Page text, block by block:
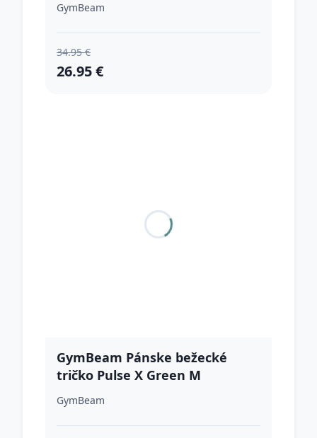
GymBeam
34.95 €
26.95 €
GymBeam Pánske bežecké
tričko Pulse X Green M
GymBeam